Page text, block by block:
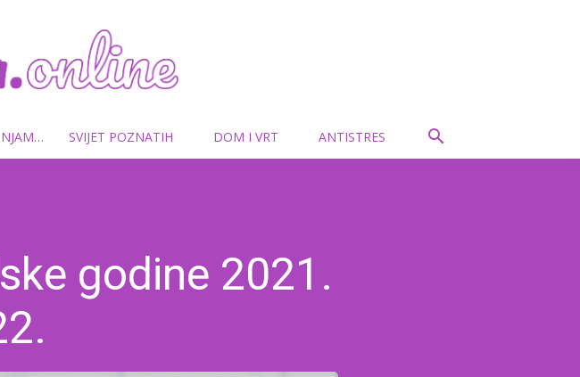
SVIJET POZNATIH DOM I VRT ANTISTRES
godine 2021.